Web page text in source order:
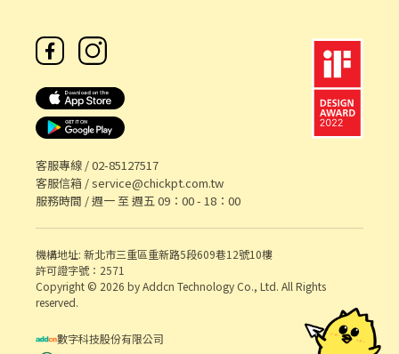
客服專線 /02-85127517
客服信箱 /service@chickpt.com.tw
服務時間 / 週一 至 週五 09：00 - 18：00
機構地址: 新北市三重區重新路5段609巷12號10樓
許可證字號：2571
Copyright © 2026 by Addcn Technology Co., Ltd. All Rights
reserved.
數字科技股份有限公司